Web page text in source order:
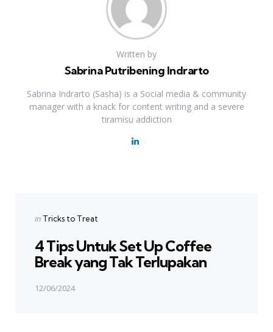
Written by
Sabrina Putribening Indrarto
Sabrina Indrarto (Sasha) is a Social media & community
manager with a knack for content writing and a severe
tiramisu addiction
Posted
in Tricks to Treat
4 Tips Untuk Set Up Coffee
Break yang Tak Terlupakan
12/06/2024